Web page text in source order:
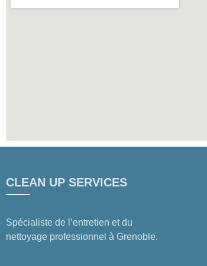
CLEAN UP SERVICES
Spécialiste de l’entretien et du
nettoyage professionnel à Grenoble.